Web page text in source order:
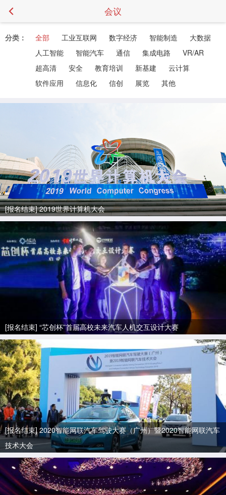
会议
分类： 全部 工业互联网 数字经济 智能制造
大数据
人工智能
智能汽车 通信 集成电路
VR/AR
超高清
安全 教育培训 新基建
云计算
软件应用
信息化 信创 展览 其他
[报名结束] 2019世界计算机大会
[报名结束] “芯创杯”首届高校未来汽车人机交互设计大赛
[报名结束] 2020智能网联汽车驾驶大赛（广州）暨2020智能网联汽车
技术大会